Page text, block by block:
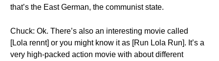
that’s the East German, the communist state.
Chuck: Ok. There’s also an interesting movie called
[Lola rennt] or you might know it as [Run Lola Run]. It’s a
very high-packed action movie with about different